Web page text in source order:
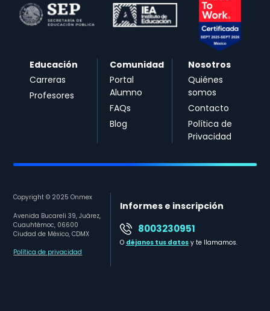
Educación
Carreras
Profesores
Comunidad
Portal
Alumno
FAQs
Blog
Nosotros
Quiénes
somos
Contacto
Política de
Privacidad
Copyright © 2025 Onmex
Avenida Bucareli 39, Juárez,
Cuauhtémoc, 06600
Ciudad de México, CDMX
Política de privacidad
Informes e inscripción
8003230951
O déjanos tus datosy te llamamos.